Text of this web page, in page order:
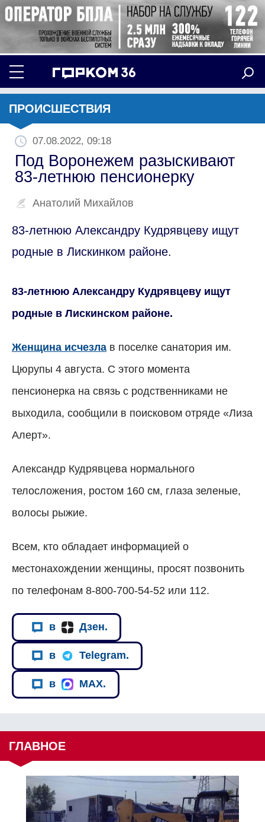
ПРОИСШЕСТВИЯ
07.08.2022, 09:18
Под Воронежем разыскивают
83-летнюю пенсионерку
Анатолий Михайлов
83-летнюю Александру Кудрявцеву ищут
родные в Лискинком районе.
83-летнюю Александру Кудрявцеву ищут
родные в Лискинском районе.
Женщина исчезла в поселке санатория им.
Цюрупы 4 августа. С этого момента
пенсионерка на связь с родственниками не
выходила, сообщили в поисковом отряде «Лиза
Алерт».
Александр Кудрявцева нормального
телосложения, ростом 160 см, глаза зеленые,
волосы рыжие.
Всем, кто обладает информацией о
местонахождении женщины, просят позвонить
по телефонам 8-800-700-54-52 или 112.
в Дзен.
в Telegram.
в MAX.
ГЛАВНОЕ